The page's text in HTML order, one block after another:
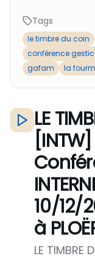
Tags
le timbre du coin
conférence
gafam
la
LE
10/12/
à
LE TIMBRE